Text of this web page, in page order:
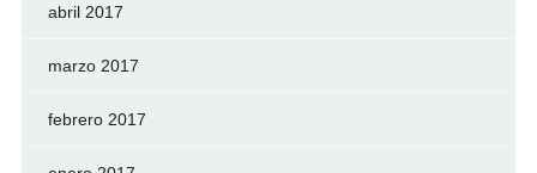
abril 2017
marzo 2017
febrero 2017